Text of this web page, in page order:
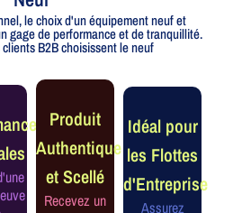
le choix d'un équipement neuf et
gage de performance et de tranquillité.
clients B2B choisissent le neuf
Produit
Authentique
et Scellé
Recevez un
Idéal pour
les Flottes
d'Entreprise
Assurez